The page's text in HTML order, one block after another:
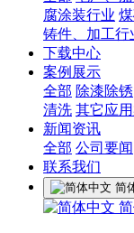
腐涂装行业
铸件、加工行
下载中心
案例展示
全部 除漆除锈
清洗 其它应
新闻资讯
全部 公司要闻
联系我们
简